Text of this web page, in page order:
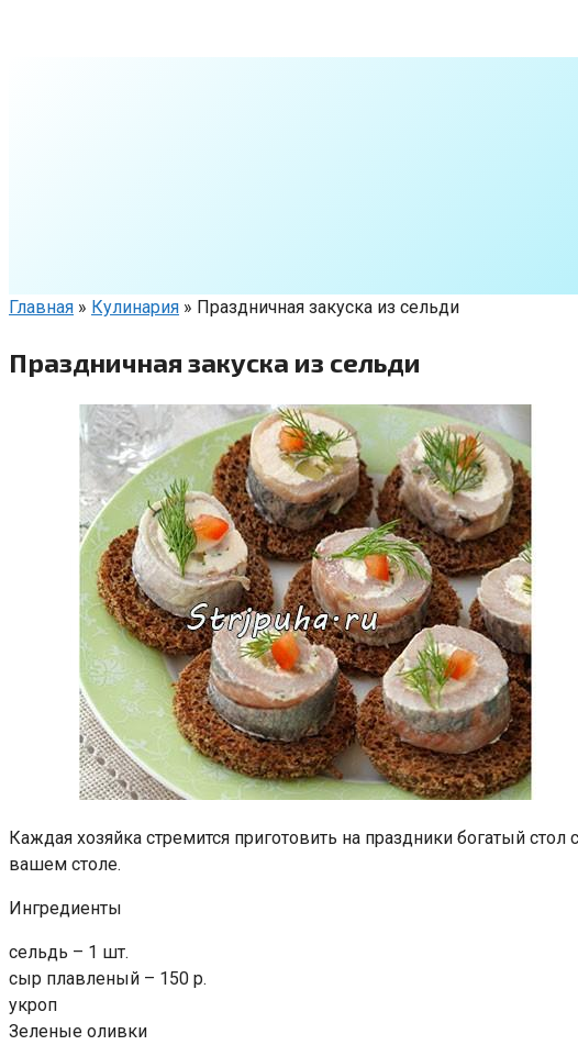
Главная » Кулинария » Праздничная закуска из сельди
Праздничная закуска из сельди
Каждая хозяйка стремится приготовить на праздники богатый
вашем столе.
Ингредиенты
cельдь – 1 шт.
cыр плавленый – 150 p.
yкроп
Зеленые оливки